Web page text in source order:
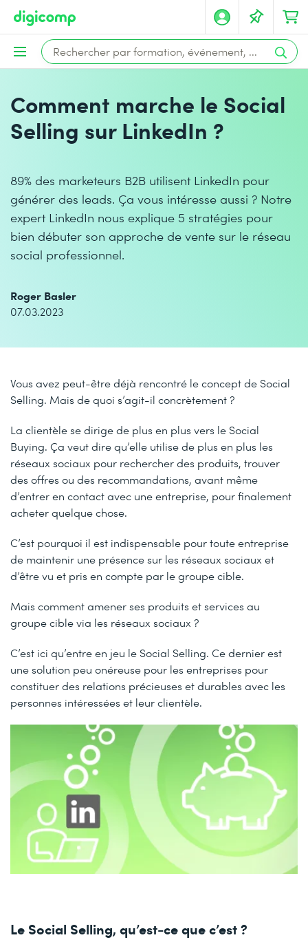
Comment marche le Social
Selling sur LinkedIn ?
89% des marketeurs B2B utilisent LinkedIn pour
générer des leads. Ça vous intéresse aussi ? Notre
expert LinkedIn nous explique 5 stratégies pour
bien débuter son approche de vente sur le réseau
social professionnel.
Roger Basler
07.03.2023
Vous avez peut-être déjà rencontré le concept de Social
Selling. Mais de quoi s’agit-il concrètement ?
La clientèle se dirige de plus en plus vers le Social
Buying. Ça veut dire qu’elle utilise de plus en plus les
réseaux sociaux pour rechercher des produits, trouver
des offres ou des recommandations, avant même
d’entrer en contact avec une entreprise, pour finalement
acheter quelque chose.
C’est pourquoi il est indispensable pour toute entreprise
de maintenir une présence sur les réseaux sociaux et
d’être vu et pris en compte par le groupe cible.
Mais comment amener ses produits et services au
groupe cible via les réseaux sociaux ?
C’est ici qu’entre en jeu le Social Selling. Ce dernier est
une solution peu onéreuse pour les entreprises pour
constituer des relations précieuses et durables avec les
personnes intéressées et leur clientèle.
Le Social Selling, qu’est-ce que c’est ?